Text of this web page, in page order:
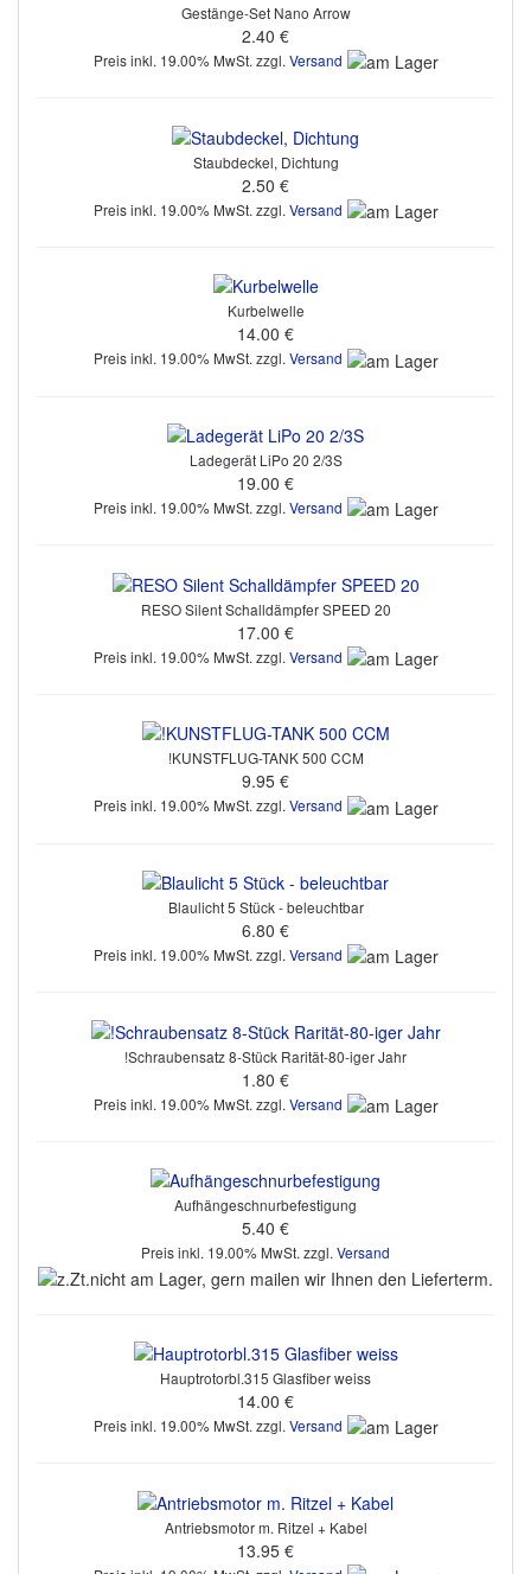
Gestänge-Set Nano Arrow
2.40 €
Preis inkl. 19.00% MwSt. zzgl. Versand
Staubdeckel, Dichtung
2.50 €
Preis inkl. 19.00% MwSt. zzgl. Versand
Kurbelwelle
14.00 €
Preis inkl. 19.00% MwSt. zzgl. Versand
Ladegerät LiPo 20 2/3S
19.00 €
Preis inkl. 19.00% MwSt. zzgl. Versand
RESO Silent Schalldämpfer SPEED 20
17.00 €
Preis inkl. 19.00% MwSt. zzgl. Versand
!KUNSTFLUG-TANK 500 CCM
9.95 €
Preis inkl. 19.00% MwSt. zzgl. Versand
Blaulicht 5 Stück - beleuchtbar
6.80 €
Preis inkl. 19.00% MwSt. zzgl. Versand
!Schraubensatz 8-Stück Rarität-80-iger Jahr
1.80 €
Preis inkl. 19.00% MwSt. zzgl. Versand
Aufhängeschnurbefestigung
5.40 €
Preis inkl. 19.00% MwSt. zzgl. Versand
Hauptrotorbl.315 Glasfiber weiss
14.00 €
Preis inkl. 19.00% MwSt. zzgl. Versand
Antriebsmotor m. Ritzel + Kabel
13.95 €